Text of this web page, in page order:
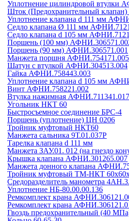
Уплотнение цилиндровой втулки
Шток (Предохранительный
Уплотнение клапана d 111 мм
Седло клапана Ø 111 мм
Седло клапана d 105 мм
Поршень (100 мм)
Поршень (90 мм) АФНИ.306571.001
Манжета поршня АФНИ.754171.005
Шатун с втулкой АФНИ.304513.004
Гайка АФНИ.758443.003
Уплотнение клапана d 105 мм
Винт АФНИ.758221.002
Втулка нажимная АФНИ.711341.017
Угольник НКТ 60
Быстросъемное соединение БРС-4
Поршень (уплотнение) ЦН 0206
Тройник муфтовый НКТ60
Манжета сальника 9Т.01.037Р
Тарелка клапана d 111 мм
Манжета ЗАУ.01. 012 (на гнездо
Крышка клапана АФНИ.301265.007
Манжета донного клапана
Тройник муфтовый ТМ-НКТ
Средоразделитель манометра
Уплотнение НБ-80.00.00.136
Ремкомплект крана
Ремкомплект крана
Гвоздь предохранительный (40